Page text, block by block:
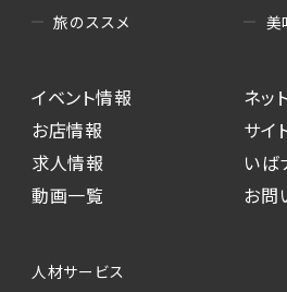
旅のススメ
美
イベント情報
お店情報
求人情報
動画一覧
ネッ
サイ
いば
お問
人材サービス